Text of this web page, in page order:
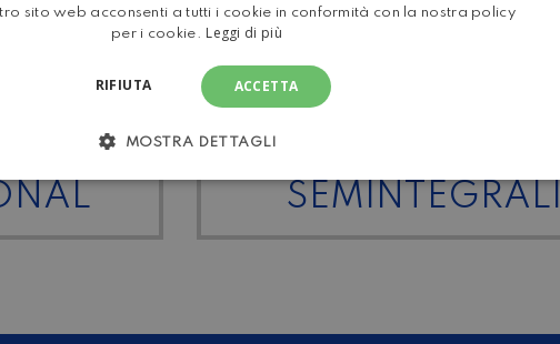
STUFA Combi 4 Diesel
SEMINTEGRALI
sito web acconsenti a tutti i cookie in conformità con la nostra policy
per i cookie.
Leggi di più
ACCETTA
RIFIUTA
MOSTRA DETTAGLI